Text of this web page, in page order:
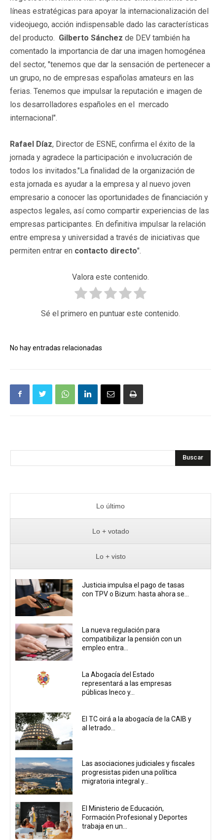
líneas estratégicas para apoyar la internacionalización del
videojuego, acción indispensable dado las características
del producto. Gilberto Sánchez de DEV también ha
comentado la importancia de dar una imagen homogénea
del sector, "tenemos que dar la sensación de pertenecer a
un grupo, no de empresas españolas amateurs en las
ferias. Tenemos que impulsar la reputación e imagen de
los desarrolladores españoles en el mercado
internacional".
Rafael Díaz, Director de ESNE, confirma el éxito de la
jornada y agradece la participación e involucración de
todos los invitados."La finalidad de la organización de
esta jornada es ayudar a la empresa y al nuevo joven
empresario a conocer las oportunidades de financiación y
aspectos legales, así como compartir experiencias de las
empresas participantes. En definitiva impulsar la relación
entre empresa y universidad a través de iniciativas que
permiten entrar en contacto directo".
Valora este contenido.
Sé el primero en puntuar este contenido.
No hay entradas relacionadas
Buscar
Lo último
Lo + votado
Lo + visto
Justicia impulsa el pago de tasas
con TPV o Bizum: hasta ahora se...
La nueva regulación para
compatibilizar la pensión con un
empleo entra...
La Abogacía del Estado
representará a las empresas
públicas Ineco y...
El TC oirá a la abogacía de la CAIB y
al letrado...
Las asociaciones judiciales y fiscales
progresistas piden una política
migratoria integral y...
El Ministerio de Educación,
Formación Profesional y Deportes
trabaja en un...